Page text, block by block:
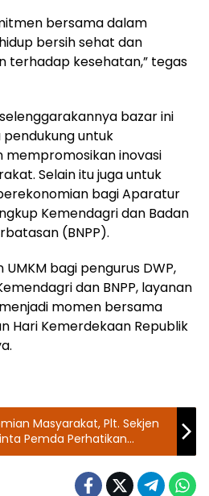
bersama dalam
bersih sehat dan
terhadap kesehatan,” tegas
bazar ini
untuk
inovasi
Selain itu juga untuk
bagi Aparatur
Kemendagri dan Badan
(BNPP).
bagi pengurus DWP,
dan BNPP, layanan
momen bersama
Hari Kemerdekaan Republik
Masyarakat, Plt. Sekjen
Pemda Perhatikan